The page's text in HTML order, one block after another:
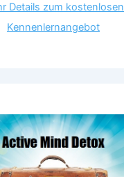
Details zum kostenlosen
Kennenlernangebot